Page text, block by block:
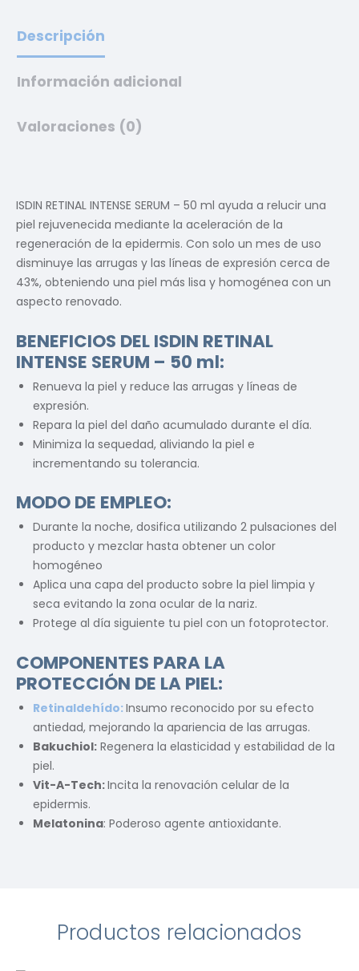
Descripción
Información adicional
Valoraciones (0)
ISDIN RETINAL INTENSE SERUM – 50 ml ayuda a relucir una
piel rejuvenecida mediante la aceleración de la
regeneración de la epidermis. Con solo un mes de uso
disminuye las arrugas y las líneas de expresión cerca de
43%, obteniendo una piel más lisa y homogénea con un
aspecto renovado.
BENEFICIOS DEL ISDIN RETINAL
INTENSE SERUM – 50 ml:
Renueva la piel y reduce las arrugas y líneas de
expresión.
Repara la piel del daño acumulado durante el día.
Minimiza la sequedad, aliviando la piel e
incrementando su tolerancia.
MODO DE EMPLEO:
Durante la noche, dosifica utilizando 2 pulsaciones del
producto y mezclar hasta obtener un color
homogéneo
Aplica una capa del producto sobre la piel limpia y
seca evitando la zona ocular de la nariz.
Protege al día siguiente tu piel con un fotoprotector.
COMPONENTES PARA LA
PROTECCIÓN DE LA PIEL:
Retinaldehído:Insumo reconocido por su efecto
antiedad, mejorando la apariencia de las arrugas.
Bakuchiol: Regenera la elasticidad y estabilidad de la
piel.
Vit-A-Tech:Incita la renovación celular de la
epidermis.
Melatonina: Poderoso agente antioxidante.
Productos relacionados